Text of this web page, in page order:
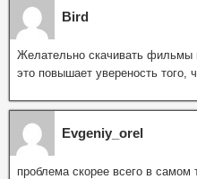
Bird
Желательно скачивать фильмы
это повышает увереность того,
Evgeniy_orel
проблема скорее всего в